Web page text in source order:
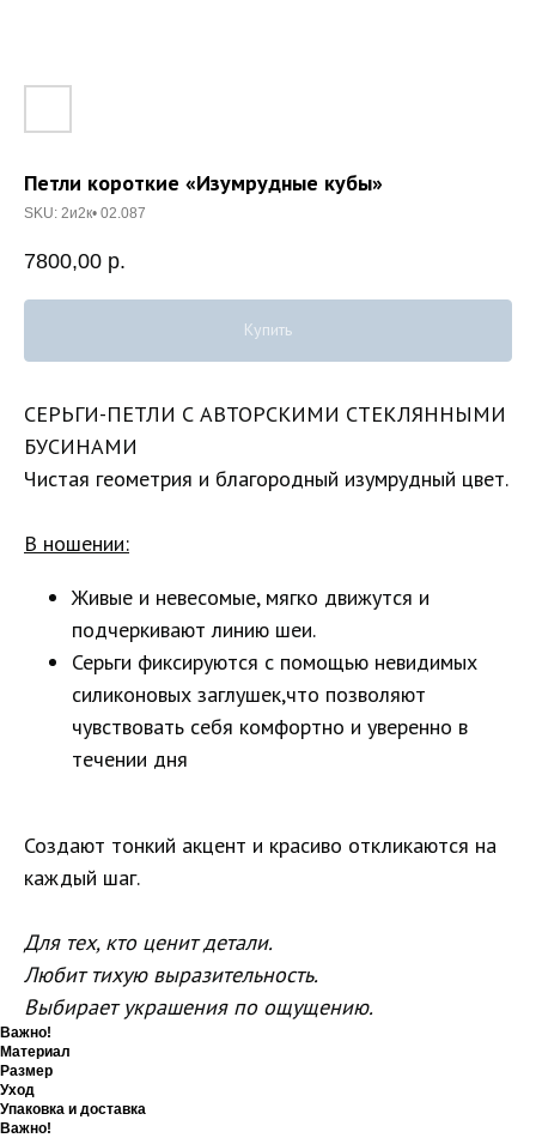
Петли короткие «Изумрудные кубы»
SKU: 2и2к• 02.087
7800,00 р.
Купить
СЕРЬГИ-ПЕТЛИ С АВТОРСКИМИ СТЕКЛЯННЫМИ
БУСИНАМИ
Чистая геометрия и благородный изумрудный цвет.
В ношении:
Живые и невесомые, мягко движутся и
подчеркивают линию шеи.
Серьги фиксируются с помощью невидимых
силиконовых заглушек,что позволяют
чувствовать себя комфортно и уверенно в
течении дня
Создают тонкий акцент и красиво откликаются на
каждый шаг.
Для тех, кто ценит детали.
Любит тихую выразительность.
Выбирает украшения по ощущению.
Важно!
Материал
Размер
Уход
Упаковка и доставка
Важно!